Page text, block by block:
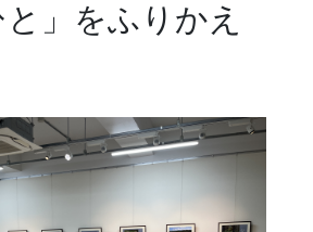
と」をふりかえ